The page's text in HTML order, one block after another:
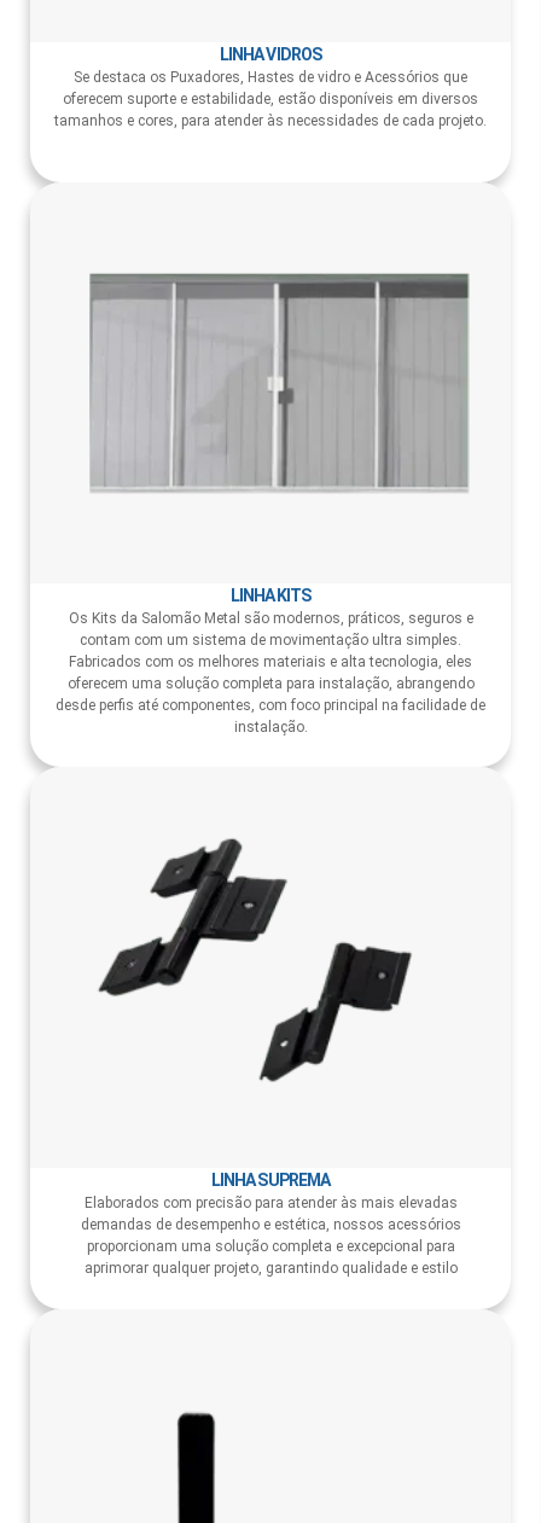
LINHA VIDROS
Se destaca os Puxadores, Hastes de vidro e Acessórios que
oferecem suporte e estabilidade, estão disponíveis em diversos
tamanhos e cores, para atender às necessidades de cada projeto.
LINHA KITS
Os Kits da Salomão Metal são modernos, práticos, seguros e
contam com um sistema de movimentação ultra simples.
Fabricados com os melhores materiais e alta tecnologia, eles
oferecem uma solução completa para instalação, abrangendo
desde perfis até componentes, com foco principal na facilidade de
instalação.
LINHA SUPREMA
Elaborados com precisão para atender às mais elevadas
demandas de desempenho e estética, nossos acessórios
proporcionam uma solução completa e excepcional para
aprimorar qualquer projeto, garantindo qualidade e estilo